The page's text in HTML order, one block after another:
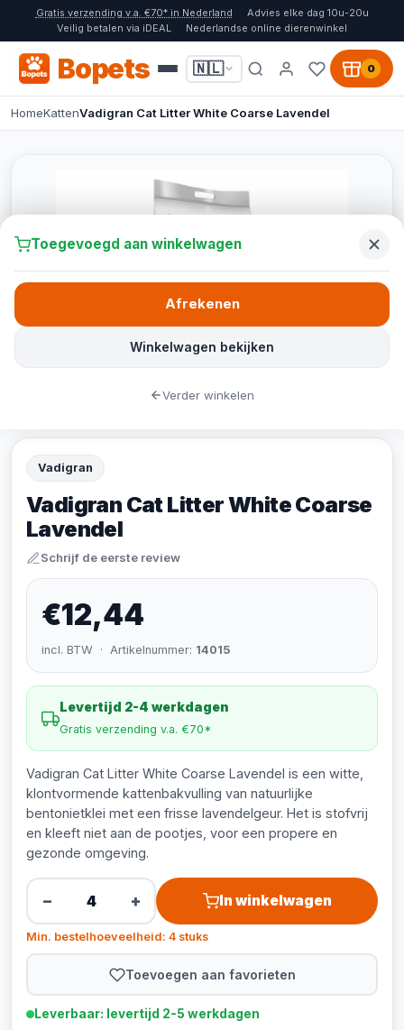
Gratis verzending v.a. €70* in Nederland
Advies elke dag 10u-20u
Veilig betalen via iDEAL
Nederlandse online dierenwinkel
Bopets 🇳🇱 0
HomeKattenVadigran Cat Litter White Coarse Lavendel
Vadigran
Vadigran Cat Litter White Coarse
Lavendel
Schrijf de eerste review
€12,44
incl. BTW · Artikelnummer: 14015
Levertijd 2-4 werkdagen
Gratis verzending v.a. €70*
Vadigran Cat Litter White Coarse Lavendel is een witte,
klontvormende kattenbakvulling van natuurlijke
bentonietklei met een frisse lavendelgeur. Het is stofvrij
en kleeft niet aan de pootjes, voor een propere en
gezonde omgeving.
− + In winkelwagen
Min. bestelhoeveelheid: 4 stuks
Toevoegen aan favorieten
Leverbaar: levertijd 2-5 werkdagen
Toegevoegd aan winkelwagen
Winkelwagen bekijken
Afrekenen
Verder winkelen